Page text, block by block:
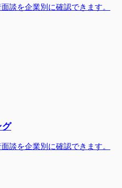
談を企業別に確認できます。
談を企業別に確認できます。